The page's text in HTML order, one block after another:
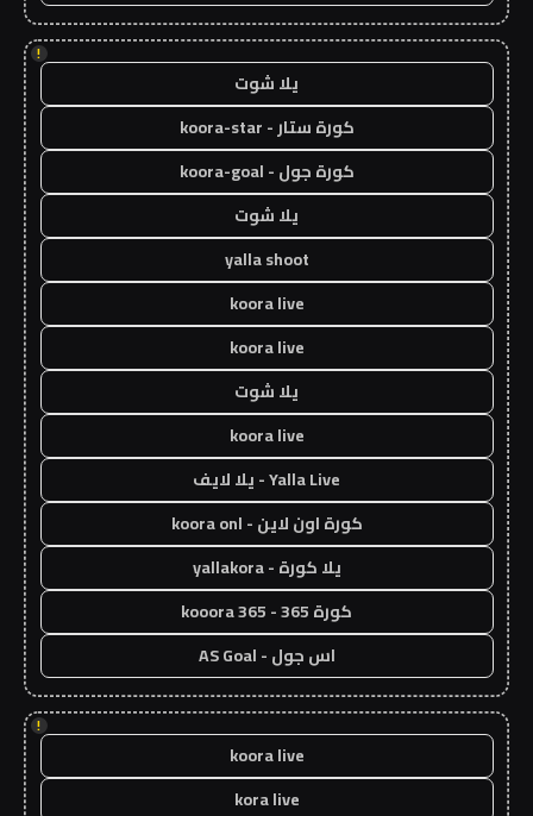
!
يلا شوت
كورة ستار - koora-star
كورة جول - koora-goal
يلا شوت
yalla shoot
koora live
koora live
يلا شوت
koora live
Yalla Live - يلا لايف
كورة اون لاين - koora onl
يلا كورة - yallakora
كورة 365 - kooora 365
اس جول - AS Goal
!
koora live
kora live